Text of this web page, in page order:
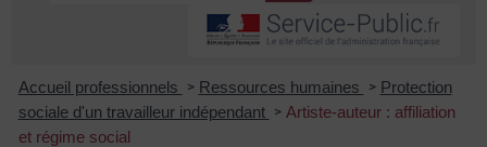
Accueil professionnels > Ressources humaines > Protection
sociale d'un travailleur indépendant
> Artiste-auteur : affiliation
et régime social